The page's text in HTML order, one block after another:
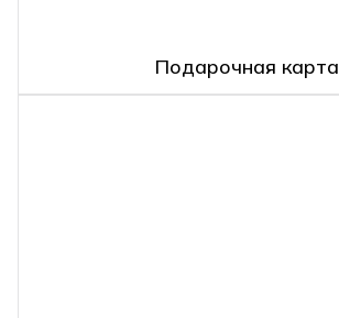
Подарочная карта